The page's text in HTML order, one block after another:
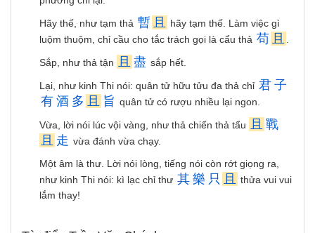
Hãy thế, như tạm thả 暫 且
hãy tạm thế. Làm việc gì
luộm thuộm, chỉ cầu cho tắc trách gọi là cẩu thả 苟 且
Sắp, như thả tận 且 盡 sắp hết.
Lại, như kinh Thi nói: quân tử hữu tửu đa thả chỉ 君 子
有 酒 多 且 旨 quân tử có rượu nhiều lại ngon.
Vừa, lời nói lúc vội vàng, như thả chiến thả tẩu 且 戰
且 走 vừa đánh vừa chạy.
Một âm là thư. Lời nói lòng, tiếng nói còn rớt giọng ra,
như kinh Thi nói: kì lạc chỉ thư 其 樂 只 且
thửa vui vui
lắm thay!